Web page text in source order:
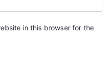
in this browser for the